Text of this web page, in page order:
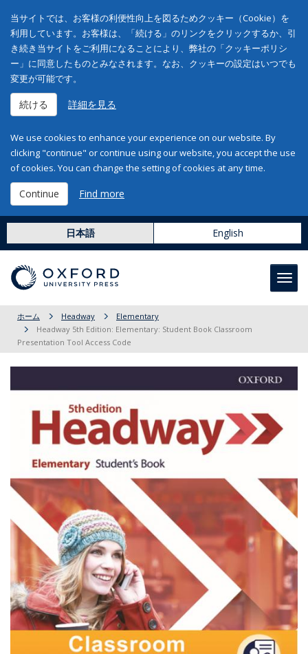
当サイトでは、お客様の利便性向上を図るためクッキー（Cookie）を
利用しています。お客様は、「続ける」のリンクをクリックするか、引
き続き当サイトをご利用になることにより、弊社の「クッキーポリシ
ー」に同意したものとみなされます。なお、クッキーの設定はいつでも
変更が可能です。
続ける 詳細を見る
We use cookies to enhance your experience on our website. By
clicking "continue" or continue using our website, you accept the use
of cookies. You can change the setting of cookies at any time.
Continue Find more
日本語 English
ホーム Headway
Elementary
Headway 5th Edition: Elementary: Student Book Classroom
Presentation Tool Access Code